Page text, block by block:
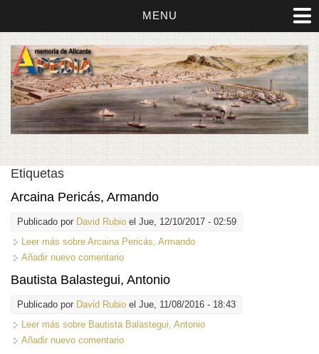
MENU
Etiquetas
Arcaina Pericás, Armando
Publicado por David Rubio el Jue, 12/10/2017 - 02:59
Leer más sobre Arcaina Pericás, Armando
Añadir nuevo comentario
Bautista Balastegui, Antonio
Publicado por David Rubio el Jue, 11/08/2016 - 18:43
Leer más sobre Bautista Balastegui, Antonio
Añadir nuevo comentario